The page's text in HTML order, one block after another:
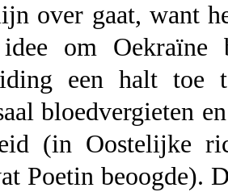
over gaat, want
idee om
een halt toe
bloedvergieten
(in Oostelijke
Poetin beoogde).